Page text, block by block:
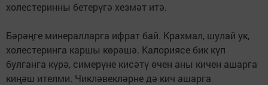
холестеринны бетерүгә хезмәт итә.
Бәрәңге минералларга ифрат бай. Крахмал, шулай ук,
холестеринга каршы көрәшә. Калориясе бик күп
булганга күрә, симерүне кисәтү өчен аны кичен ашарга
киңәш ителми. Чикләвекләрне дә кич ашарга